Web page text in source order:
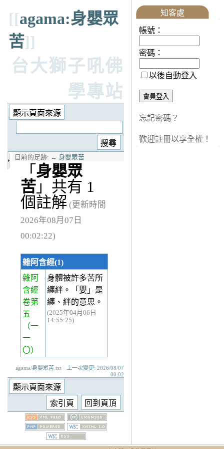
[[agama:身嬰眾
苦]]
台大獅子吼佛
學專站
目前的足跡: → 身嬰眾苦
「 身嬰眾
苦 」共有 1
個註解 (更新時間
2026年08月07日
00:02:22)
雜阿含經(1)
雜阿
含經
卷第
五
（一
一
〇）
身體被許多苦所
纏絆。「嬰」是
纏、絆的意思。
(2025年04月06日
14:55:25)
agama/身嬰眾苦.txt · 上一次變更: 2026/08/07
00:02
知客處
帳號：
密碼：
以後自動登入
忘記密碼？
歡迎註冊以享全權！